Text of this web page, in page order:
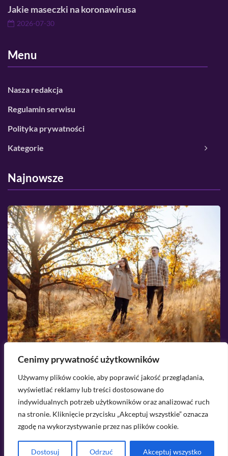
Cenimy prywatność użytkowników
Używamy plików cookie, aby poprawić jakość przeglądania,
wyświetlać reklamy lub treści dostosowane do
indywidualnych potrzeb użytkowników oraz analizować ruch
na stronie. Kliknięcie przycisku „Akceptuj wszystkie” oznacza
zgodę na wykorzystywanie przez nas plików cookie.
Dostosuj Odrzuć Akceptuj wszystko
Jakie maseczki na koronawirusa
2026-07-30
Menu
Nasza redakcja
Regulamin serwisu
Polityka prywatności
Kategorie
Najnowsze
2026-08-06
Sesja jesienna – jak się ubrać na zdjęcia w
plenerze?
Masz pytanie? Napisz do mnie na
kontakt@lekkowear.pl